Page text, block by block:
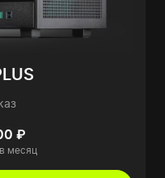
₽
месяц